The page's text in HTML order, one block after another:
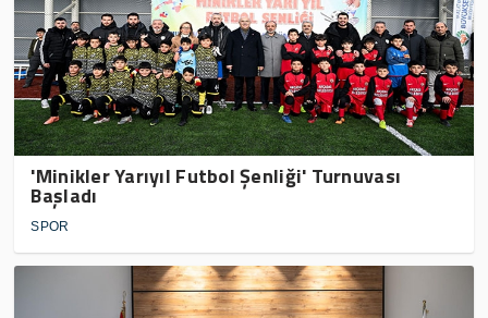
'Minikler Yarıyıl Futbol Şenliği' Turnuvası
Başladı
SPOR